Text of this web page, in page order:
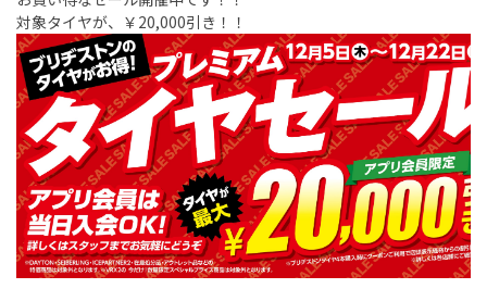
対象タイヤが、￥20,000引き！！